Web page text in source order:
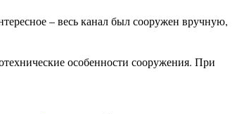
– весь канал был сооружен вручную,
особенности сооружения. При